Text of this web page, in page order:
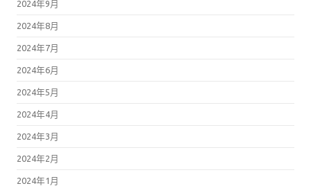
2024年9月
2024年8月
2024年7月
2024年6月
2024年5月
2024年4月
2024年3月
2024年2月
2024年1月